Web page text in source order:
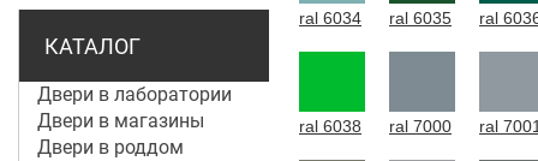
КАТАЛОГ
Двери в лаборатории
Двери в магазины
Двери в роддом
ral 6034 ral 6035 ral
ral 6038 ral 7000 ral